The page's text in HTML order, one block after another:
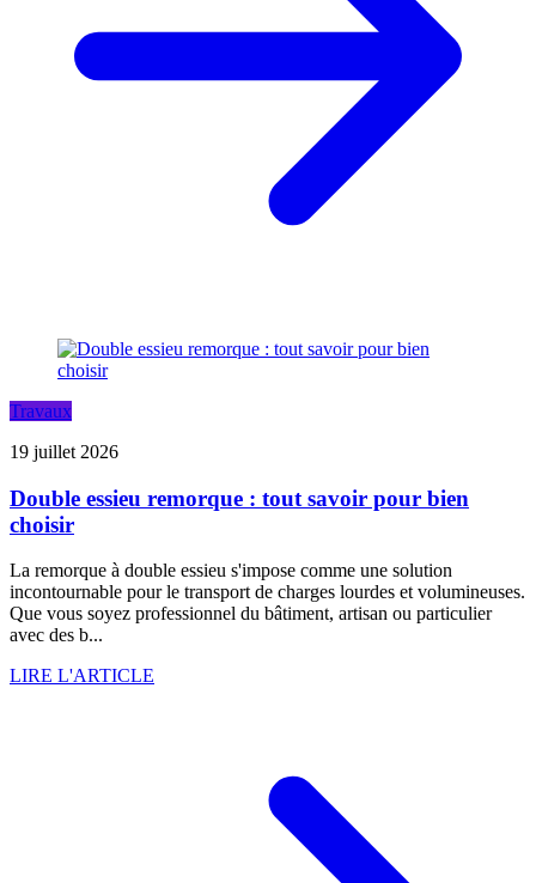
Travaux
19 juillet 2026
Double essieu remorque : tout savoir pour bien
choisir
La remorque à double essieu s'impose comme une solution
incontournable pour le transport de charges lourdes et volumineuses.
Que vous soyez professionnel du bâtiment, artisan ou particulier
avec des b...
LIRE L'ARTICLE